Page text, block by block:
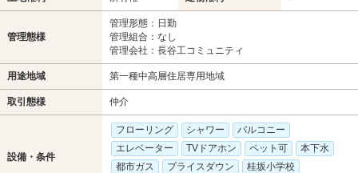
管理態様
管理形態：日勤
管理組合：なし
管理会社：長谷工コミュニティ
用途地域 第一種中高層住居専用地域
取引態様 仲介
設備・条件
フローリング シャワー
バルコニー
エレベーター
TVドアホン ペット可
本下水
都市ガス
プライスダウン
桂坂小学校